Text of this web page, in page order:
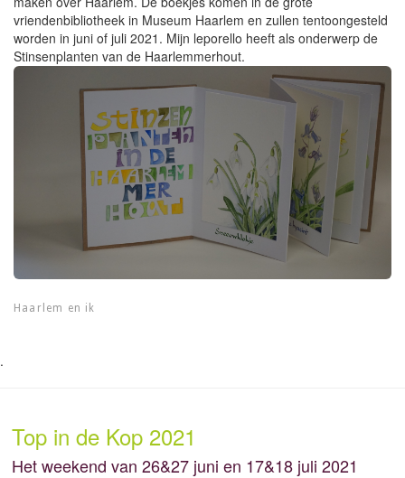
vriendenbibliotheek in Museum Haarlem en zullen tentoongesteld
worden in juni of juli 2021. Mijn leporello heeft als onderwerp de
Stinsenplanten van de Haarlemmerhout.
Haarlem en ik
.
Top in de Kop 2021
Het weekend van 26&27 juni en 17&18 juli 2021